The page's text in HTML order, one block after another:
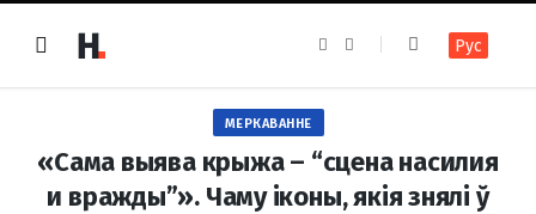
e
k
t
a
m
Рус
МЕРКАВАННЕ
«Сама выява крыжа – “сцена насилия
и вражды”». Чаму іконы, якія знялі ў